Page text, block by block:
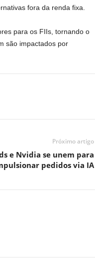
fora da renda fixa.
para os FIIs, tornando o
são impactados por
Próximo artigo
e Nvidia se unem para
pedidos via IA